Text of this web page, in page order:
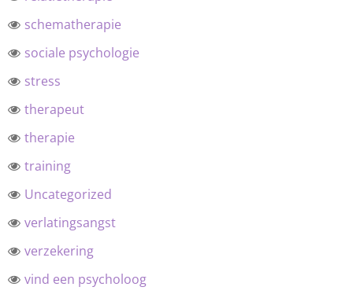
schematherapie
sociale psychologie
stress
therapeut
therapie
training
Uncategorized
verlatingsangst
verzekering
vind een psycholoog